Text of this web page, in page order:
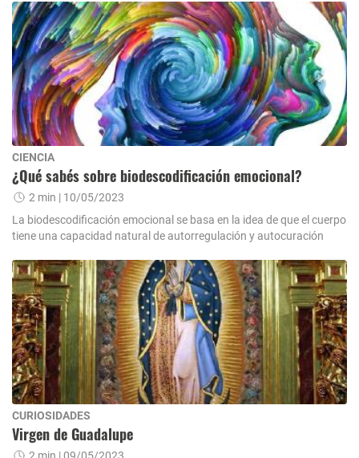
CIENCIA
¿Qué sabés sobre biodescodificación emocional?
2 min | 10/05/2023
La biodescodificación emocional se basa en la idea de que el cuerpo
tiene una capacidad natural de autorregulación y autocuración
CURIOSIDADES
Virgen de Guadalupe